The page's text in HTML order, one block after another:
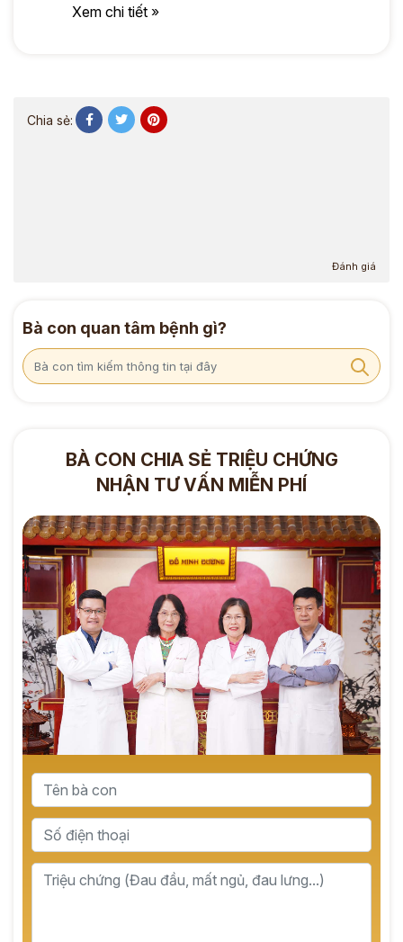
Xem chi tiết »
Chia sẻ:
Đánh giá
Bà con quan tâm bệnh gì?
BÀ CON CHIA SẺ TRIỆU CHỨNG
NHẬN TƯ VẤN MIỄN PHÍ